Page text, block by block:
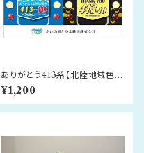
ありがとう413系【北陸地域色】
ラストランツアー 記念ヘッドマ
ークピンバッジ
¥1,200